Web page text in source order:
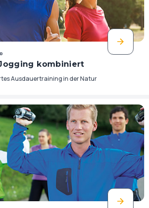
kombiniert
Ausdauertraining in der Natur